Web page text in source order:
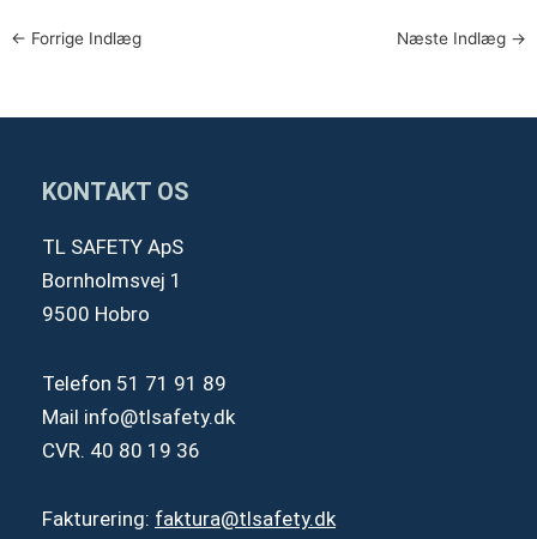
← Forrige Indlæg Næste Indlæg →
KONTAKT OS
TL SAFETY ApS
Bornholmsvej 1
9500 Hobro
Telefon 51 71 91 89
Mail info@tlsafety.dk
CVR. 40 80 19 36
Fakturering: faktura@tlsafety.dk